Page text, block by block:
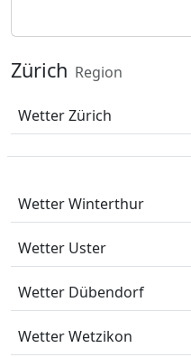
Zürich Region
Wetter Zürich
Wetter Winterthur
Wetter Uster
Wetter Dübendorf
Wetter Wetzikon